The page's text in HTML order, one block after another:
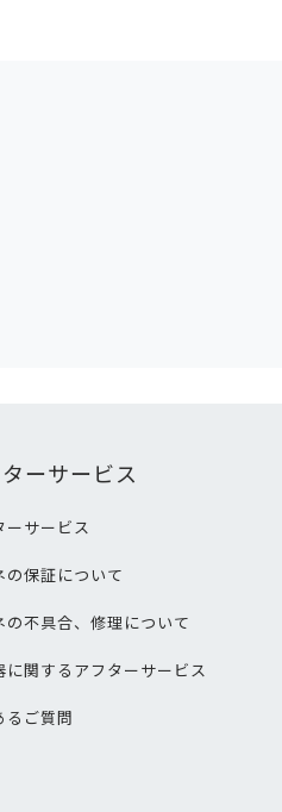
ーサービス
ーサービス
の保証について
の不具合、修理について
に関するアフターサービス
るご質問